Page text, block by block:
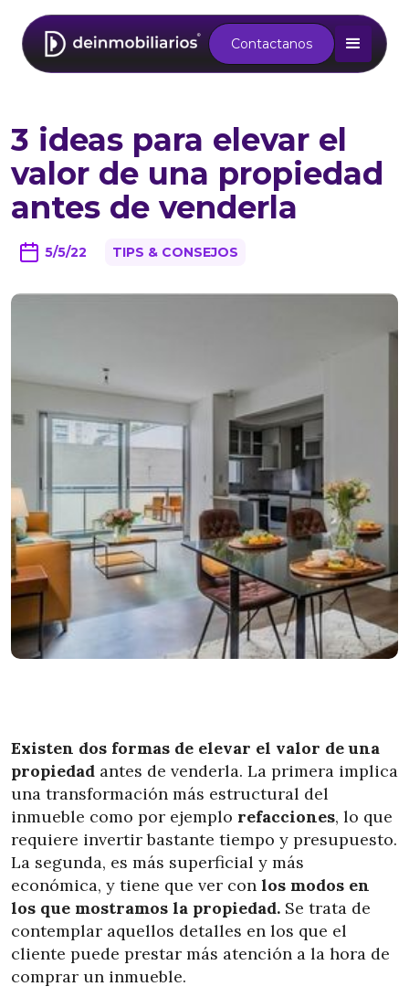
3 ideas para elevar el
valor de una propiedad
antes de venderla
5/5/22 TIPS & CONSEJOS
Contactanos
Existen dos formas de elevar el valor de una
propiedad antes de venderla. La primera implica
una transformación más estructural del
inmueble como por ejemplo refacciones, lo que
requiere invertir bastante tiempo y presupuesto.
La segunda, es más superficial y más
económica, y tiene que ver con los modos en
los que mostramos la propiedad. Se trata de
contemplar aquellos detalles en los que el
cliente puede prestar más atención a la hora de
comprar un inmueble.